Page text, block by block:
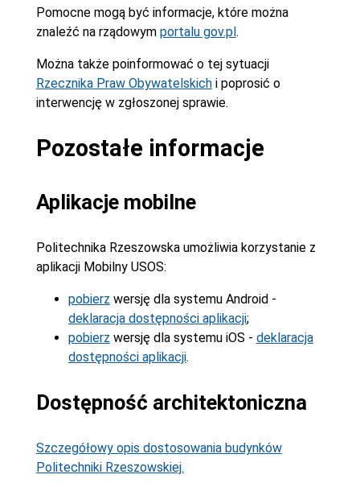
Pomocne mogą być informacje, które można
znaleźć na rządowym portalu gov.pl.
Można także poinformować o tej sytuacji
Rzecznika Praw Obywatelskichi poprosić o
interwencję w zgłoszonej sprawie.
Pozostałe informacje
Aplikacje mobilne
Politechnika Rzeszowska umożliwia korzystanie z
aplikacji Mobilny USOS:
pobierz wersję dla systemu Android -
deklaracja dostępności aplikacji;
pobierz wersję dla systemu iOS - deklaracja
dostępności aplikacji.
Dostępność architektoniczna
Szczegółowy opis dostosowania budynków
Politechniki Rzeszowskiej.